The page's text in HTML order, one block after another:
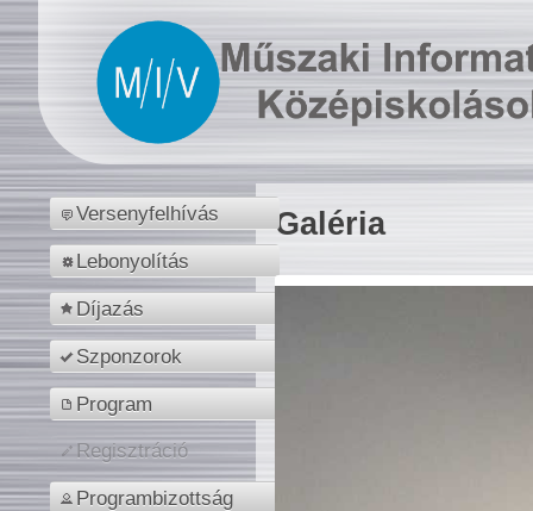
Versenyfelhívás
Lebonyolítás
Díjazás
Szponzorok
Program
Regisztráció
Programbizottság
Galéria